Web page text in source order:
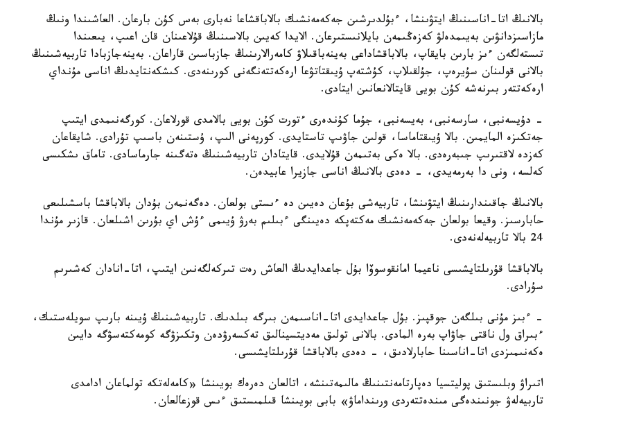
بالانىڭ اتا-اناسىنىڭ ايتۋىنشا، ءبۇلدىرشىن جەكەمەنشىك بالاباقشاعا نەبارى بەس كۇن بارعان. العاشىندا ونىڭ
مازاسىزدانۋىن بەيىمدەلۋ كەزەڭىمەن بايلانىستىرعان. الايدا كەيىن بالاسىنىڭ قۇلاعىنان قان اعىپ، يىعىندا
تىستەلگەن ءىز بارىن بايقاپ، بالاباقشاداعى بەينەباقىلاۋ كامەرالارىنىڭ جازباسىن قاراعان. بەينەجازبادا تاربيەشىنىڭ
بالانى قولىنان سۇيرەپ، جۇلقىلاپ، كۇشتەپ ۇيىقتاتۋعا ارەكەتتەنگەنى كورىنەدى. كىشكەنتايدىڭ اناسى مۇنداي
ارەكەتتەر بىرنەشە كۇن بويى قايتالانعانىن ايتادى.
- دۇيسەنبى، سارسەنبى، بەيسەنبى، جۇما كۇندەرى ءتورت كۇن بويى بالامدى قورلاعان. كورگەنىمدى ايتىپ
جەتكىزە المايمىن. بالا ۇيىقتاماسا، قولىن جاۋىپ تاستايدى. كورپەنى الىپ، ۇستىنەن باسىپ تۇرادى. شايقاعان
كەزدە لاقتىرىپ جىبەرەدى. بالا ەكى بەتىمەن قۇلايدى. قايتادان تاربيەشىنىڭ ەتەگىنە جارماسادى. تاماق ىشكىسى
كەلسە، ونى دا بەرمەيدى، - دەدى بالانىڭ اناسى جازيرا عابيدەن.
بالانىڭ جاقىندارىنىڭ ايتۋىنشا، تاربيەشى بۇعان دەيىن دە ءىستى بولعان. دەگەنمەن بۇدان بالاباقشا باسشىلىعى
حابارسىز. وقيعا بولعان جەكەمەنشىك مەكتەپكە دەيىنگى ءبىلىم بەرۋ ۇيىمى ءۇش اي بۇرىن اشىلعان. قازىر مۇندا
24 بالا تاربيەلەنەدى.
بالاباقشا قۇرىلتايشىسى ناعيما امانقوسوۆا بۇل جاعدايدىڭ العاش رەت تىركەلگەنىن ايتىپ، اتا-انادان كەشىرىم
سۇرادى.
- ءبىز مۇنى بىلگەن جوقپىز. بۇل جاعدايدى اتا-اناسىمەن بىرگە بىلدىك. تاربيەشىنىڭ ۇيىنە بارىپ سويلەستىك،
ءبىراق ول ناقتى جاۋاپ بەرە المادى. بالانى تولىق مەديتسينالىق تەكسەرۋدەن وتكىزۋگە كومەكتەسۋگە دايىن
ەكەنىمىزدى اتا-اناسىنا حابارلادىق، - دەدى بالاباقشا قۇرىلتايشىسى.
اتىراۋ وبلىستىق پوليتسيا دەپارتامەنتىنىڭ مالىمەتىنشە، اتالعان دەرەك بويىنشا «كامەلەتكە تولماعان ادامدى
تاربيەلەۋ جونىندەگى مىندەتتەردى ورىنداماۋ» بابى بويىنشا قىلمىستىق ءىس قوزعالعان.